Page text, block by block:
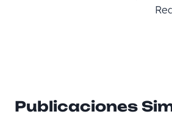
Publicaciones